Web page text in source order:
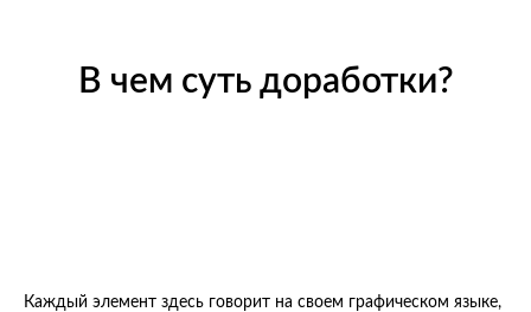
В чем суть доработки?
Каждый элемент здесь говорит на своем графическом языке,